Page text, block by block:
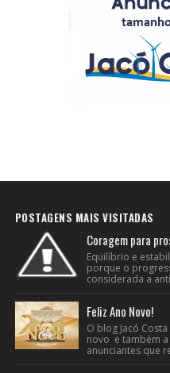
POSTAGENS MAIS VISITADAS
Coragem para
Equilíbrio e
porque o
considerada a
Feliz Ano Novo!
O blog Jacó
novo e também
anunciantes que